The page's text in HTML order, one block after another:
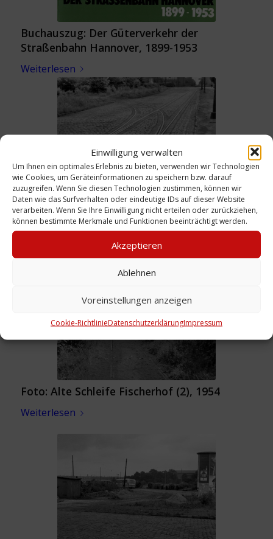
Einwilligung verwalten
Um Ihnen ein optimales Erlebnis zu bieten, verwenden wir Technologien
wie Cookies, um Geräteinformationen zu speichern bzw. darauf
zuzugreifen. Wenn Sie diesen Technologien zustimmen, können wir
Daten wie das Surfverhalten oder eindeutige IDs auf dieser Website
verarbeiten. Wenn Sie Ihre Einwilligung nicht erteilen oder zurückziehen,
können bestimmte Merkmale und Funktionen beeinträchtigt werden.
Akzeptieren
Ablehnen
Voreinstellungen anzeigen
Cookie-RichtlinieDatenschutzerklärungImpressum
Buchauszug: Der Güterverkehr der
Straßenbahn Hannover, 1899-1953
Weiterlesen
Alte Schleife Fischerhof (1), 1954
Weiterlesen
Foto: Alte Schleife Fischerhof (2), 1954
Weiterlesen